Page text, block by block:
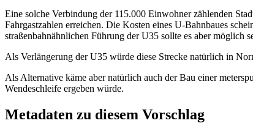
Eine solche Verbindung der 115.000 Einwohner zählenden
Fahrgastzahlen erreichen. Die Kosten eines U-Bahnbaues
straßenbahnähnlichen Führung der U35 sollte es aber möglich
Als Verlängerung der U35 würde diese Strecke natürlich in
Als Alternative käme aber natürlich auch der Bau einer
Wendeschleife ergeben würde.
Metadaten zu diesem Vorschlag